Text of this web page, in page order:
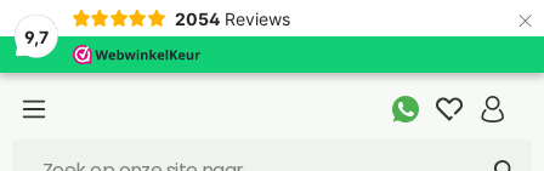
9,7
2054 Reviews ×